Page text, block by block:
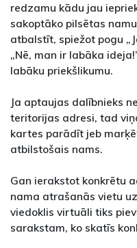
redzamu kādu jau
sakoptāko pilsētas
atbalstīt, spiežot pogu
„Nē, man ir labāka
labāku priekšlikumu.
Ja aptaujas dalībnieks
teritorijas adresi, tad
kartes parādīt jeb
atbilstošais nams.
Gan ierakstot konkrētu
nama atrašanās vietu
viedoklis virtuāli tiks
sarakstam, ko skatīs